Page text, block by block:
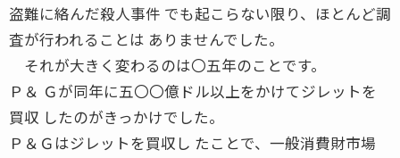
盗難に絡んだ殺人事件 でも起こらない限り、ほとんど調
査が行われることは ありませんでした。
それが大きく変わるのは〇五年のことです。
Ｐ＆ Ｇが同年に五〇〇億ドル以上をかけてジレットを
買収 したのがきっかけでした。
Ｐ＆Ｇはジレットを買収し たことで、一般消費財市場